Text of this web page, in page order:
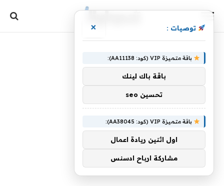
توصيات : ×
باقة متميزة VIP (كود: AA11138):
باقة باك لينك
تحسين seo
باقة متميزة VIP (كود: AA38045):
اول اثنين ريادة اعمال
مشاركة ارباح ادسنس